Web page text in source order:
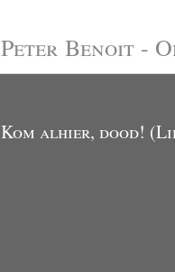
Peter Benoit -
Kom alhier, dood!